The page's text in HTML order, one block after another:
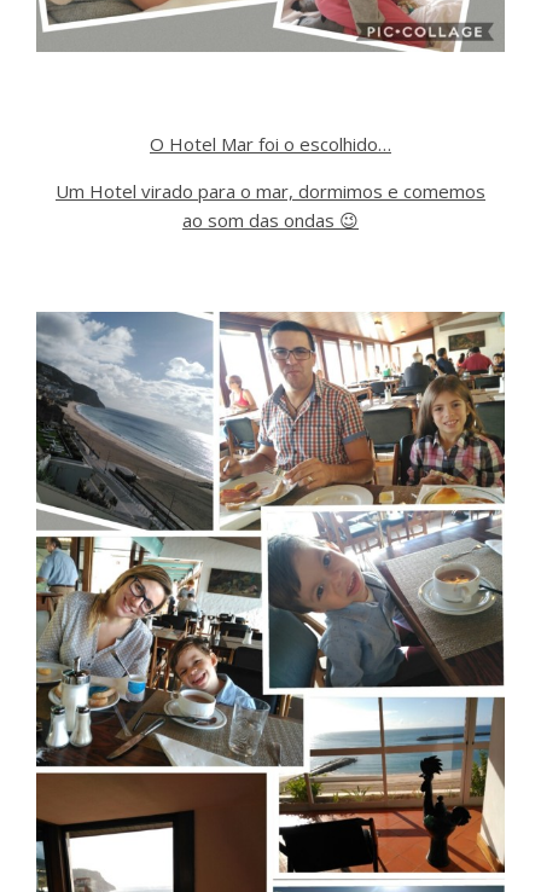
O Hotel Mar foi o escolhido…
Um Hotel virado para o mar, dormimos e comemos
ao som das ondas 😉